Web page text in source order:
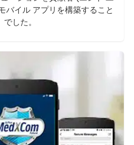
バイル アプリを構築すること
でした。